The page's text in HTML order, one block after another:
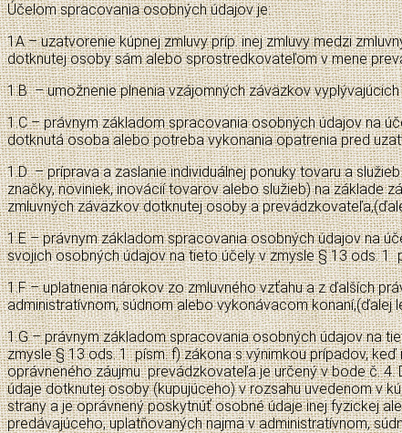
Účelom spracovania osobných údajov je:
1A – uzatvorenie kúpnej zmluvy príp. inej zmluvy medzi
dotknutej osoby sám alebo sprostredkovateľom v mene
1.B – umožnenie plnenia vzájomných záväzkov
1.C – právnym základom spracovania osobných údajov na
dotknutá osoba alebo potreba vykonania opatrenia pred
1.D – príprava a zaslanie individuálnej ponuky tovaru a
značky, noviniek, inovácií tovarov alebo služieb) na základe
zmluvných záväzkov dotknutej osoby a
1.E – právnym základom spracovania osobných údajov na
svojich osobných údajov na tieto účely v zmysle § 13 ods.
1.F – uplatnenia nárokov zo zmluvného vzťahu a z ďalších
administratívnom, súdnom alebo vykonávacom konaní,(ďalej
1.G – právnym základom spracovania osobných údajov na
zmysle § 13 ods. 1 písm. f) zákona s výnimkou prípadov,
oprávneného záujmu prevádzkovateľa je určený v bode č.
údaje dotknutej osoby (kupujúceho) v rozsahu uvedenom v
strany a je oprávnený poskytnúť osobné údaje inej fyzickej
predávajúceho, uplatňovaných najmä v administratívnom,